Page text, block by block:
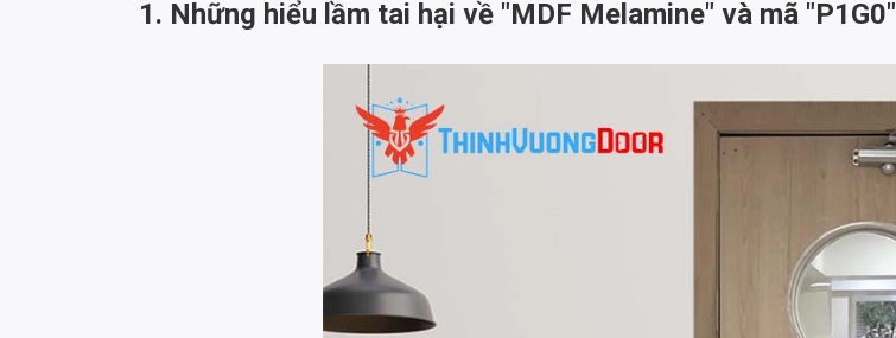
1. Những hiểu lầm tai hại về "MDF Melamine" và mã "P1G0"